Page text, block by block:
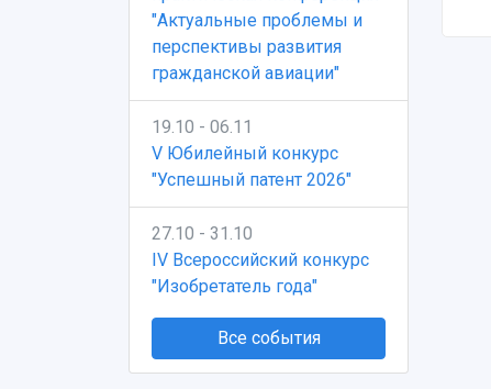
"Актуальные проблемы и
перспективы развития
гражданской авиации"
19.10 - 06.11
V Юбилейный конкурс
"Успешный патент 2026"
27.10 - 31.10
IV Всероссийский конкурс
"Изобретатель года"
Все события